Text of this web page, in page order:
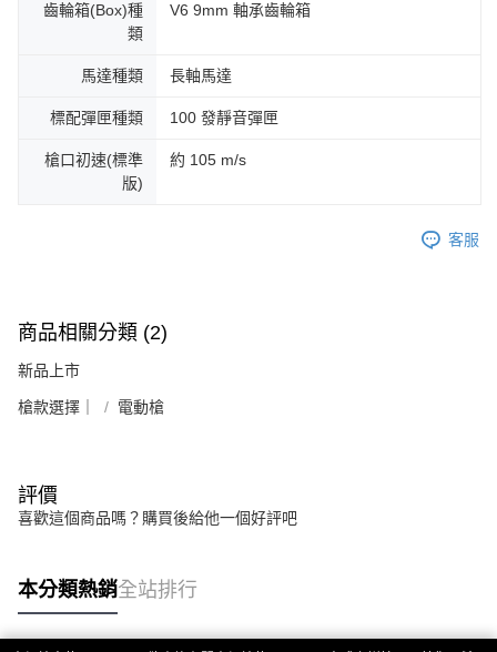
齒輪箱(Box)種
類
V6 9mm 軸承齒輪箱
馬達種類 ⾧軸馬達
標配彈匣種類 100 發靜音彈匣
槍口初速(標準
版)
約 105 m/s
客服
商品相關分類 (2)
新品上市
槍款選擇｜ 電動槍
評價
喜歡這個商品嗎？購買後給他一個好評吧
本分類熱銷全站排行